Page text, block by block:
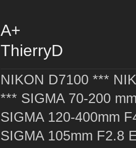
A+
ThierryD
NIKON D7100 ***
*** SIGMA 70-200
SIGMA 120-400mm
SIGMA 105mm F2.8